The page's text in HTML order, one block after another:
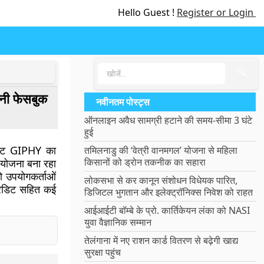
Hello Guest ! Register or Login
फेसबुक
GIPHY का
बना रहा
सहित कई
नवीनतम पोस्ट्स
ऑनलाइन अवैध सामग्री हटाने की समय-सीमा 3 घंटे
हुई
तमिलनाडु की ‘वेत्री वानमगल’ योजना से महिला
किसानों को ड्रोन तकनीक का सहारा
लोकसभा से कर कानून संशोधन विधेयक पारित,
डिजिटल भुगतान और इलेक्ट्रॉनिक्स निवेश को राहत
आईआईटी बॉम्बे के प्रो. कार्तिकेयन लंका को NASI
युवा वैज्ञानिक सम्मान
तेलंगाना में नए राशन कार्ड वितरण से बढ़ेगी खाद्य
सुरक्षा पहुंच